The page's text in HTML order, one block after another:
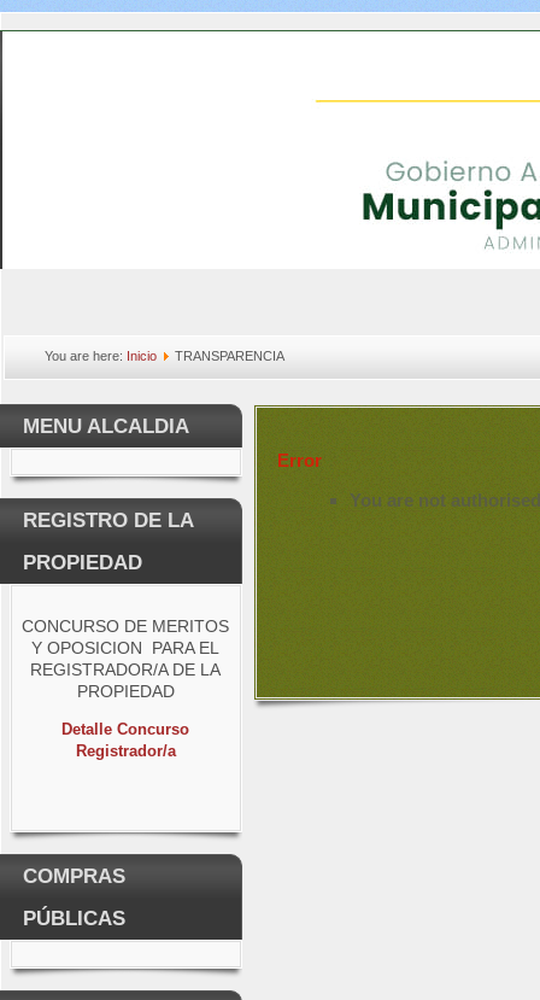
You are here: Inicio TRANSPARENCIA
MENU ALCALDIA
REGISTRO DE LA
PROPIEDAD
CONCURSO DE MERITOS
Y OPOSICION PARA EL
REGISTRADOR/A DE LA
PROPIEDAD
Detalle Concurso
Registrador/a
COMPRAS
PÚBLICAS
Error
You are not